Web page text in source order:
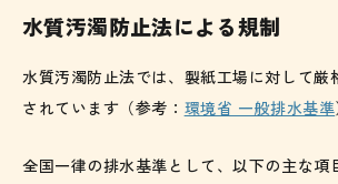
水質汚濁防止法による規制
水質汚濁防止法では、製紙工場に対して厳
されています（参考： 環境省 一般排水基準
全国一律の排水基準として、以下の主な項